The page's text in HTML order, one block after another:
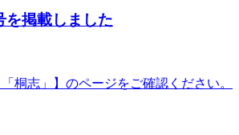
を掲載しました
桐志」】のページをご確認ください。